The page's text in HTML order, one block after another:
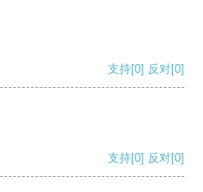
支持[0] 反对[0]
支持[0] 反对[0]